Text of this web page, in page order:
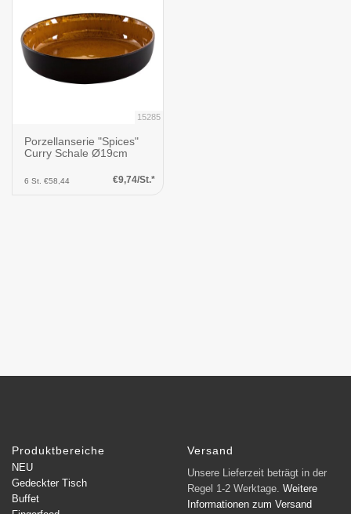
15285
Porzellanserie "Spices"
Curry Schale Ø19cm
6 St. €58,44 €9,74/St.*
Produktbereiche
NEU
Gedeckter Tisch
Buffet
Versand
Unsere Lieferzeit beträgt in der
Regel 1-2 Werktage. Weitere
Informationen zum Versand